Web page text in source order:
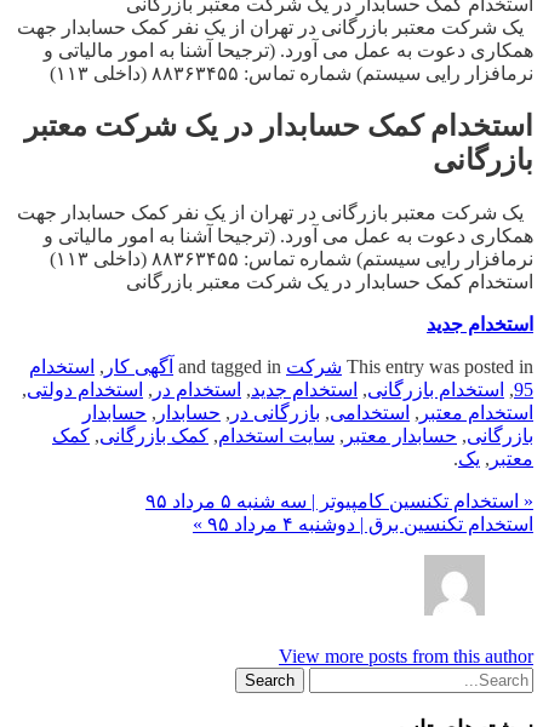
استخدام کمک حسابدار در یک شرکت معتبر بازرگانی
یک شرکت معتبر بازرگانی در تهران از یک نفر کمک حسابدار جهت
همکاری دعوت به عمل می آورد. (ترجیحا آشنا به امور مالیاتی و
نرمافزار رایی سیستم) شماره تماس: ۸۸۳۶۳۴۵۵ (داخلی ۱۱۳)
استخدام کمک حسابدار در یک شرکت معتبر
بازرگانی
یک شرکت معتبر بازرگانی در تهران از یک نفر کمک حسابدار جهت
همکاری دعوت به عمل می آورد. (ترجیحا آشنا به امور مالیاتی و
نرمافزار رایی سیستم) شماره تماس: ۸۸۳۶۳۴۵۵ (داخلی ۱۱۳)
استخدام کمک حسابدار در یک شرکت معتبر بازرگانی
استخدام جدید
This entry was posted in شرکت آگهی کار , استخدام
95
, استخدام بازرگانی, استخدام جدید, استخدام در , استخدام دولتی,
استخدام معتبر , استخدامی, بازرگانی در , حسابدار , حسابدار
بازرگانی, حسابدار معتبر , سایت استخدام, کمک بازرگانی, کمک
معتبر , یک.
« استخدام تکنسین کامپیوتر | سه شنبه ۵ مرداد ۹۵
استخدام تکنسین برق | دوشنبه ۴ مرداد ۹۵ »
View more posts from this author